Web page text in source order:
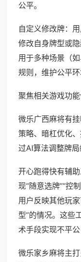
公平。
自定义修改牌：
修改自身牌型或
用于多种场景（
规则，维护公平环
聚焦相关游戏功能
微乐广西麻将有
策略、暗杠优化
过AI算法调整牌局
开心跑得快有辅
现“随意选牌”“控
用户反映其他玩
型”的情况。这些
术手段实现不平公
微乐家乡麻将主